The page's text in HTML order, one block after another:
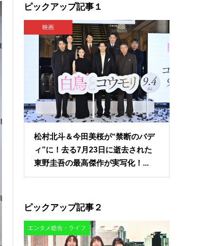
ピックアップ記事１
映画
松村北斗＆今田美桜が“禁断のバデ
ィ”に！去る7月23日に逝去された
東野圭吾の最高傑作が実写化！...
ピックアップ記事２
エンタメ総合・ライフ